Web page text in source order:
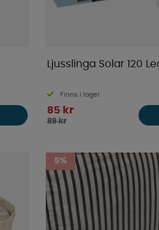
Ljusslinga Solar 120
Finns i lager
85 kr
89 kr
5%